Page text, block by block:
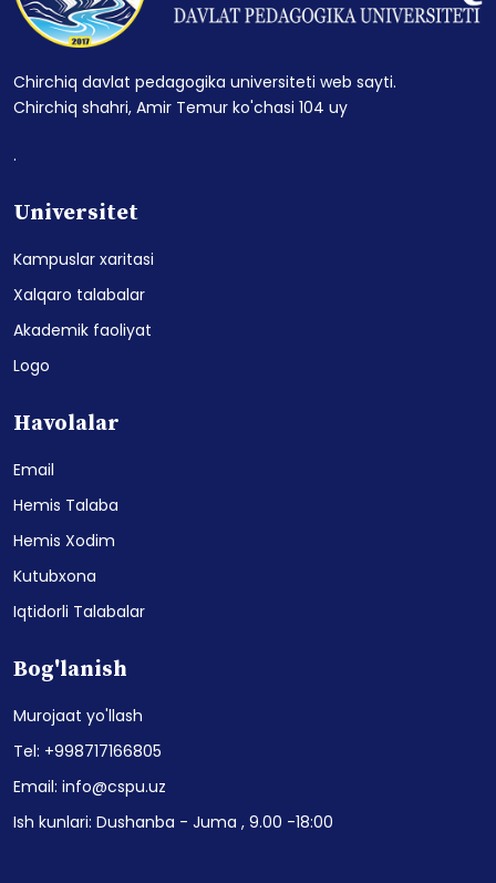
Chirchiq davlat pedagogika universiteti web sayti.
Chirchiq shahri, Amir Temur ko'chasi 104 uy
.
Universitet
Kampuslar xaritasi
Xalqaro talabalar
Akademik faoliyat
Logo
Havolalar
Email
Hemis Talaba
Hemis Xodim
Kutubxona
Iqtidorli Talabalar
Bog'lanish
Murojaat yo'llash
Tel: +998717166805
Email: info@cspu.uz
Ish kunlari: Dushanba - Juma , 9.00 -18:00